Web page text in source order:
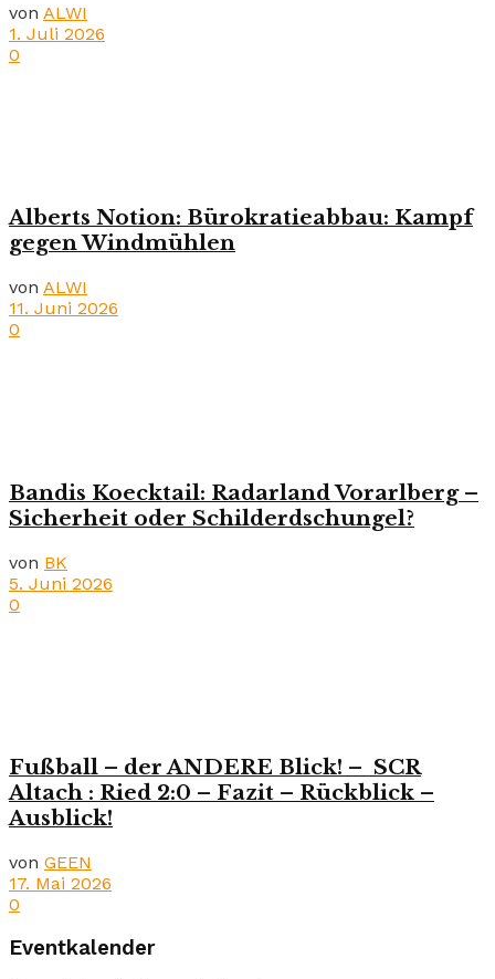
von ALWI
1. Juli 2026
0
Alberts Notion: Bürokratieabbau: Kampf
gegen Windmühlen
von ALWI
11. Juni 2026
0
Bandis Koecktail: Radarland Vorarlberg –
Sicherheit oder Schilderdschungel?
von BK
5. Juni 2026
0
Fußball – der ANDERE Blick! – SCR
Altach : Ried 2:0 – Fazit – Rückblick –
Ausblick!
von GEEN
17. Mai 2026
0
Eventkalender